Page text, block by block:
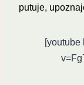
putuje,
[youtube